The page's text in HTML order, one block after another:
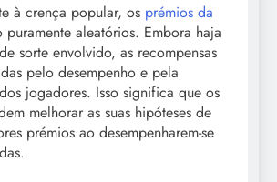
à crença popular, os prémios da
puramente aleatórios. Embora haja
sorte envolvido, as recompensas
pelo desempenho e pela
jogadores. Isso significa que os
melhorar as suas hipóteses de
prémios ao desempenharem-se